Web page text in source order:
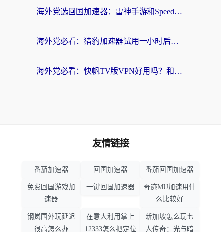
海外党选回国加速器：雷神手游和SpeedCN哪个好？附避坑指南
海外党必看：猎豹加速器试用一小时后，我终于找到无缝访问国内资源的正确姿势
海外党必看：快帆TV版VPN好用吗？和畅游VPN对比哪个回国效果更好？附实用选择指南
友情链接
番茄加速器 回国加速器 番茄回国加速器
免费回国游戏加
速器
一键回国加速器
奇迹MU加速用什
么比较好
钢岚国外玩延迟
很高怎么办
在意大利用掌上
12333怎么把定位
新加坡怎么玩七
人传奇：光与暗